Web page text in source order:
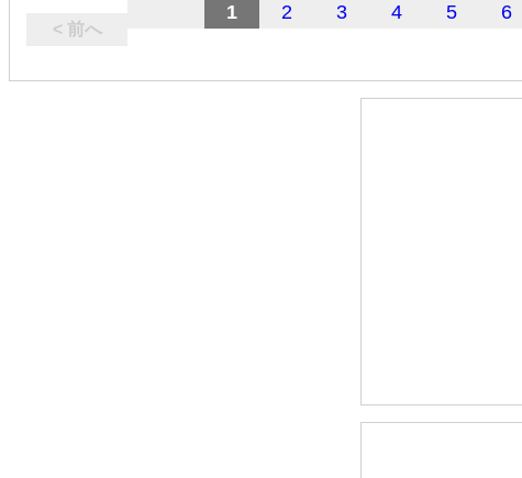
< 前へ
1 2 3 4 5 6